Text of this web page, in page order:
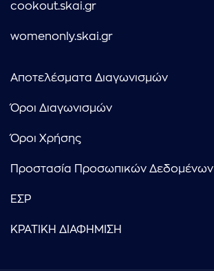
cookout.skai.gr
womenonly.skai.gr
Αποτελέσματα Διαγωνισμών
Όροι Διαγωνισμών
Όροι Χρήσης
Προστασία Προσωπικών Δεδομένων
ΕΣΡ
ΚΡΑΤΙΚΗ ΔΙΑΦΗΜΙΣΗ